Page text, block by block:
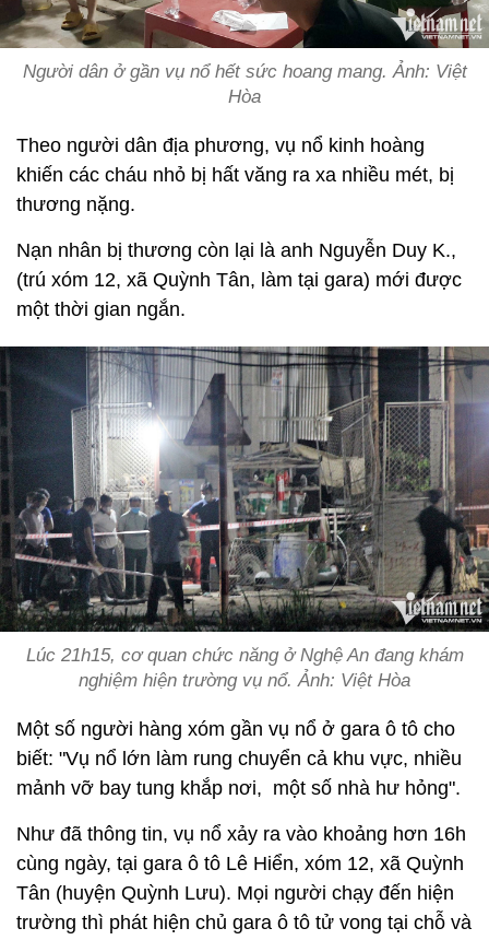
Người dân ở gần vụ nổ hết sức hoang mang. Ảnh: Việt
Hòa
Theo người dân địa phương, vụ nổ kinh hoàng
khiến các cháu nhỏ bị hất văng ra xa nhiều mét, bị
thương nặng.
Nạn nhân bị thương còn lại là anh Nguyễn Duy K.,
(trú xóm 12, xã Quỳnh Tân, làm tại gara) mới được
một thời gian ngắn.
Lúc 21h15, cơ quan chức năng ở Nghệ An đang khám
nghiệm hiện trường vụ nổ. Ảnh: Việt Hòa
Một số người hàng xóm gần vụ nổ ở gara ô tô cho
biết: "Vụ nổ lớn làm rung chuyển cả khu vực, nhiều
mảnh vỡ bay tung khắp nơi, một số nhà hư hỏng".
Như đã thông tin, vụ nổ xảy ra vào khoảng hơn 16h
cùng ngày, tại gara ô tô Lê Hiển, xóm 12, xã Quỳnh
Tân (huyện Quỳnh Lưu). Mọi người chạy đến hiện
trường thì phát hiện chủ gara ô tô tử vong tại chỗ và